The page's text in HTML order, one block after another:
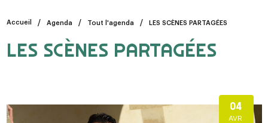
Accueil Agenda Tout l'agenda LES SCÈNES PARTAGÉES
LES SCÈNES PARTAGÉES
04
AVR